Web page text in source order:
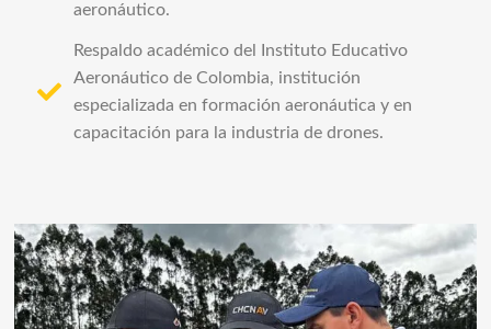
aeronáutico.
Respaldo académico del Instituto Educativo
Aeronáutico de Colombia, institución
especializada en formación aeronáutica y en
capacitación para la industria de drones.